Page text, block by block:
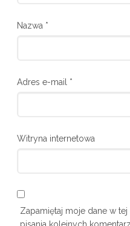
Nazwa *
Adres e-mail *
Witryna internetowa
Zapamiętaj moje dane w